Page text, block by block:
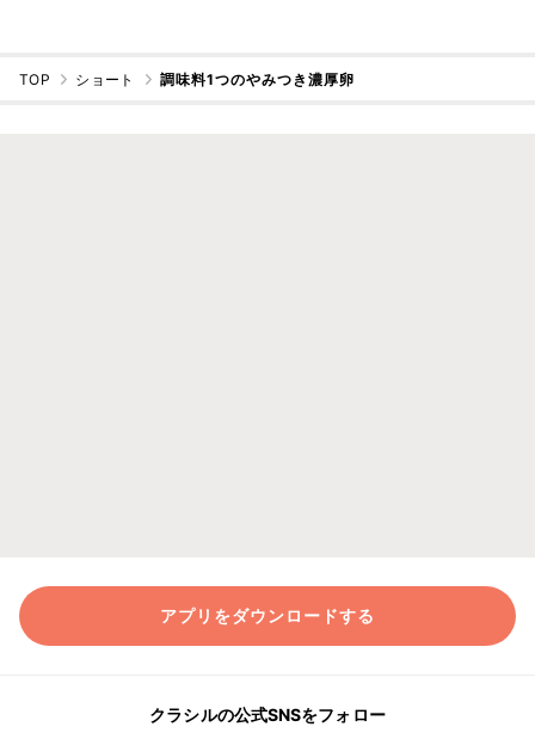
TOP ショート 調味料1つのやみつき濃厚卵
アプリをダウンロードする
クラシルの公式SNSをフォロー